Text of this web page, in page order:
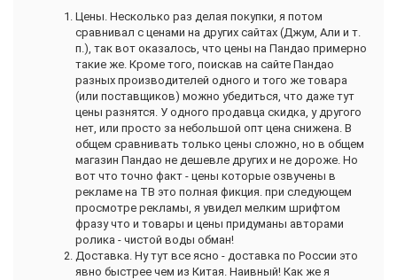
Цены. Несколько раз делая покупки, я потом
сравнивал с ценами на других сайтах (Джум, Али и т.
п.), так вот оказалось, что цены на Пандао примерно
такие же. Кроме того, поискав на сайте Пандао
разных производителей одного и того же товара
(или поставщиков) можно убедиться, что даже тут
цены разнятся. У одного продавца скидка, у другого
нет, или просто за небольшой опт цена снижена. В
общем сравнивать только цены сложно, но в общем
магазин Пандао не дешевле других и не дороже. Но
вот что точно факт - цены которые озвучены в
рекламе на ТВ это полная фикция. при следующем
просмотре рекламы, я увидел мелким шрифтом
фразу что и товары и цены придуманы авторами
ролика - чистой воды обман!
Доставка. Ну тут все ясно - доставка по России это
явно быстрее чем из Китая. Наивный! Как же я